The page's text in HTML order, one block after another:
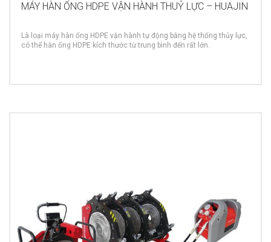
MÁY HÀN ỐNG HDPE VẬN HÀNH THUỶ LỰC – HUAJIN
Là loại máy hàn ống HDPE vận hành tự động bằng hệ thống thủy lực,
có thể hàn ống HDPE kích thước từ trung bình đến rất lớn.